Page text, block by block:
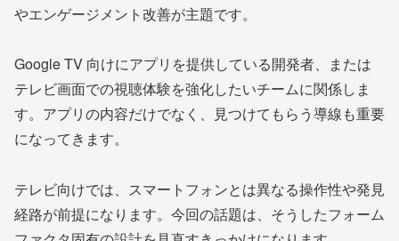
やエンゲージメント改善が主題です。
Google TV 向けにアプリを提供している開発者、または
テレビ画面での視聴体験を強化したいチームに関係しま
す。アプリの内容だけでなく、見つけてもらう導線も重要
になってきます。
テレビ向けでは、スマートフォンとは異なる操作性や発見
経路が前提になります。今回の話題は、そうしたフォーム